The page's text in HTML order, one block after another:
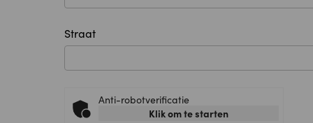
Straat
Anti-robotverificatie
Klik om te starten